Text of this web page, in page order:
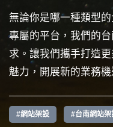
無論你是哪一種類型
專屬的平台，我們的
求。讓我們攜手打造
魅力，開展新的業務機
#網站架設 #台南網站架